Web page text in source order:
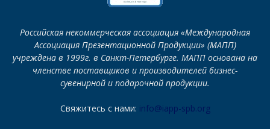
Российская некоммерческая ассоциация «Международная
Ассоциация Презентационной Продукции» (МАПП)
учреждена в 1999г. в Санкт-Петербурге. МАПП основана на
членстве поставщиков и производителей бизнес-
сувенирной и подарочной продукции.
Свяжитесь с нами: info@iapp-spb.org